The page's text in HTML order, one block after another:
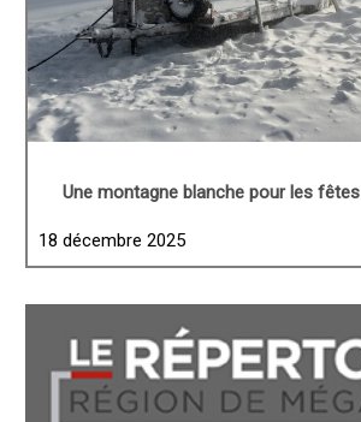
Une montagne blanche pour les fêtes
18 décembre 2025